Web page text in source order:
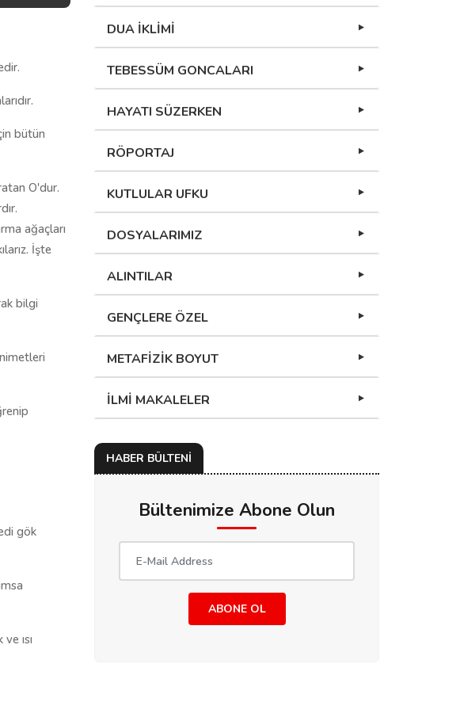
bütün
O'dur.
ağaçları
İşte
bilgi
gök
ısı
DUA İKLİMİ
TEBESSÜM GONCALARI
HAYATI SÜZERKEN
RÖPORTAJ
KUTLULAR UFKU
DOSYALARIMIZ
ALINTILAR
GENÇLERE ÖZEL
METAFİZİK BOYUT
İLMİ MAKALELER
HABER BÜLTENİ
Bültenimize Abone Olun
ABONE OL